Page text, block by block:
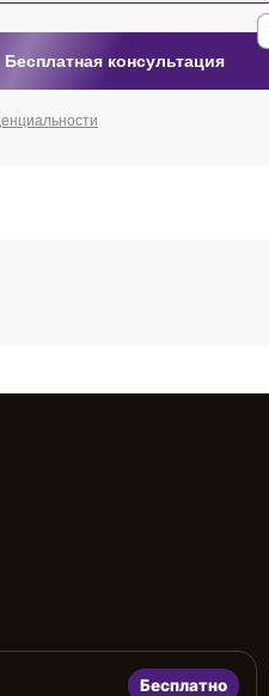
Бесплатная консультация
Бесплатно